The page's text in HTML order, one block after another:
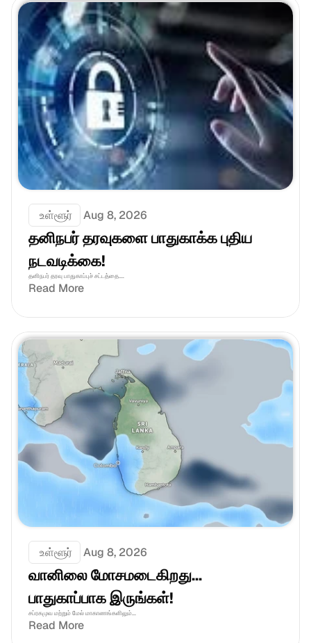
உள்ளூர் Aug 8, 2026
தனிநபர் தரவுகளை பாதுகாக்க புதிய
நடவடிக்கை!
தனிநபர் தரவு பாதுகாப்புச் சட்டத்தை....
Read More
உள்ளூர் Aug 8, 2026
வானிலை மோசமடைகிறது...
பாதுகாப்பாக இருங்கள்!
சப்ரகமுவ மற்றும் மேல் மாகாணங்களிலும்...
Read More